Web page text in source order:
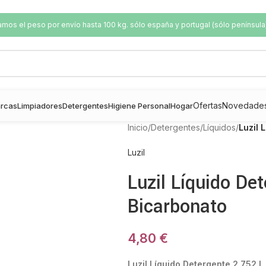
el peso por envío hasta 100 kg. sólo españa y portugal (sólo
LimpiadoresDetergentesHigiene PersonalHogarOfertas
Inicio/Detergentes/Líquidos/Luzil
Luzil
Luzil Líquido
Bicarbonato
4,80 €
Luzil Líquido Detergente 2,752